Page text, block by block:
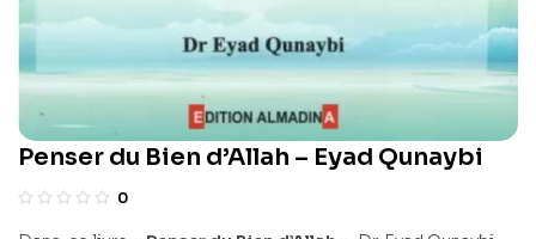
Penser du Bien d’Allah – Eyad Qunaybi
0